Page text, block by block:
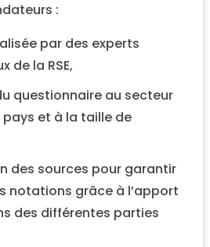
:
par des experts
de la RSE,
questionnaire au secteur
pays et à la taille de
des sources pour garantir
notations grâce à l’apport
des différentes parties